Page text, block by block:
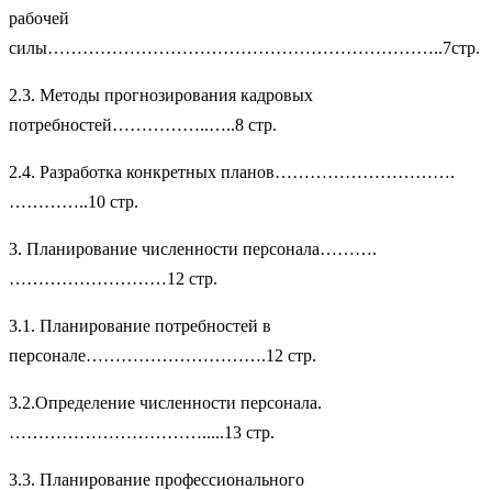
рабочей
силы…………………………………………………………..7стр.
2.3. Методы прогнозирования кадровых
потребностей……………..…..8 стр.
2.4. Разработка конкретных планов………………………….
…………..10 стр.
3. Планирование численности персонала……….
………………………12 стр.
3.1. Планирование потребностей в
персонале………………………….12 стр.
3.2.Определение численности персонала.
…………………………….....13 стр.
3.3. Планирование профессионального